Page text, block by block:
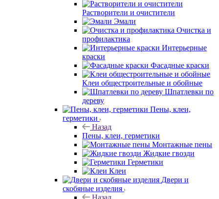
Растворители и очистители
Эмали
Очистка и
профилактика
Интерьерные
краски
Фасадные краски
Клеи общестроительные и обойные
Шпатлевки по
дереву
Пены, клеи,
герметики
Назад
Пены, клеи, герметики
Монтажные пены
Жидкие гвозди
Герметики
Клеи
Двери и
скобяные изделия
Назад